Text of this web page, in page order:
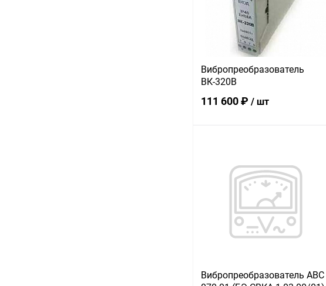
Вибропреобразователь
ВК-320В
111 600 ₽ / шт
Купить в 1 клик К сравнению
Вибропреобразователь АВС